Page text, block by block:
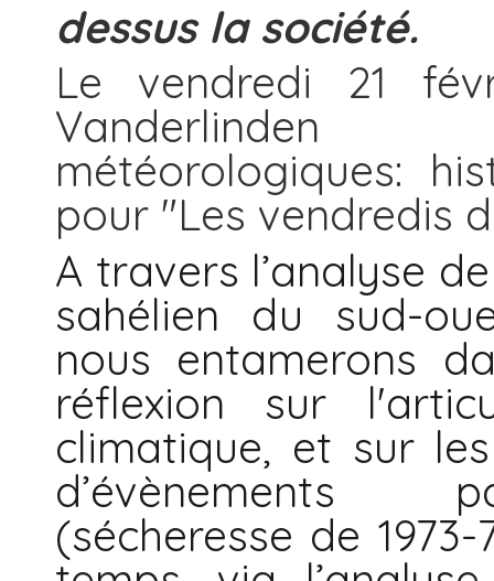
dessus la société.
Le vendredi 21
Vanderlinden
météorologiques:
pour "Les vendredis
A travers l’analyse
sahélien du sud-
nous entamerons
réflexion sur
climatique, et sur
d’évènements
(sécheresse de